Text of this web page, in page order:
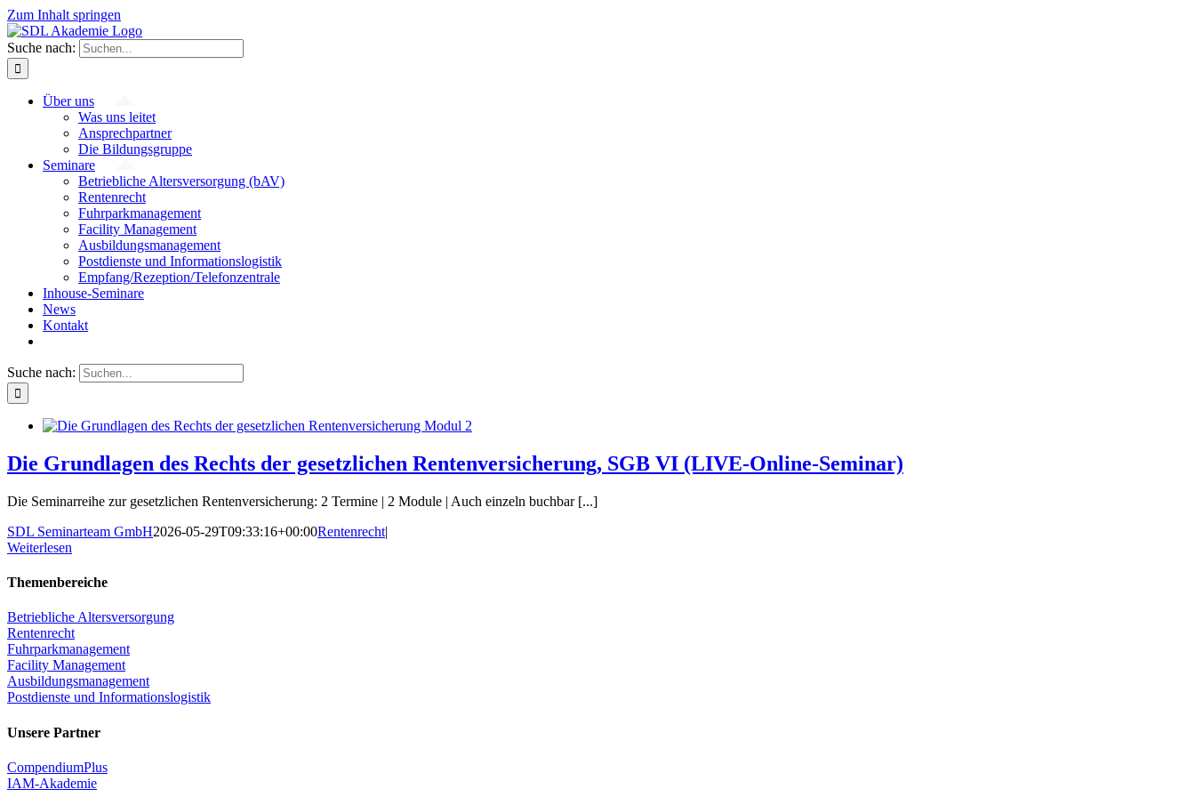
Zum Inhalt springen
Suche nach:
Über uns
Was uns leitet
Ansprechpartner
Die Bildungsgruppe
Seminare
Betriebliche Altersversorgung (bAV)
Rentenrecht
Fuhrparkmanagement
Facility Management
Ausbildungsmanagement
Postdienste und Informationslogistik
Empfang/Rezeption/Telefonzentrale
Inhouse-Seminare
News
Kontakt
Suche nach:
Die Grundlagen des Rechts der gesetzlichen Rentenversicherung, SGB VI (LIVE-Online-Seminar)
Die Seminarreihe zur gesetzlichen Rentenversicherung: 2 Termine | 2 Module | Auch einzeln buchbar [...]
SDL Seminarteam GmbH2026-05-29T09:33:16+00:00Rentenrecht|
Weiterlesen
Themenbereiche
Betriebliche Altersversorgung
Rentenrecht
Fuhrparkmanagement
Facility Management
Ausbildungsmanagement
Postdienste und Informationslogistik
Unsere Partner
CompendiumPlus
IAM-Akademie